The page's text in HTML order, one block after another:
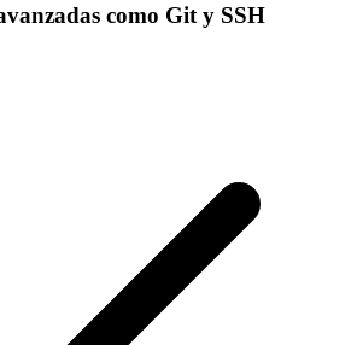
como Git y SSH